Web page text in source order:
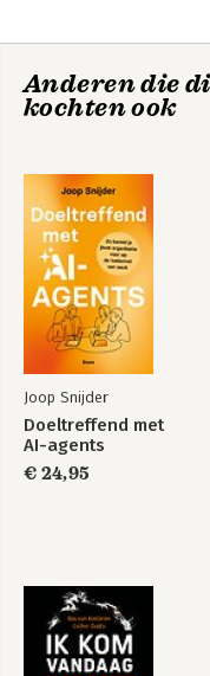
Creativity, Inc.
Bekijk alle boeken
Anderen die
kochten ook
Joop Snijder
Doeltreffend met
AI-agents
€ 24,95